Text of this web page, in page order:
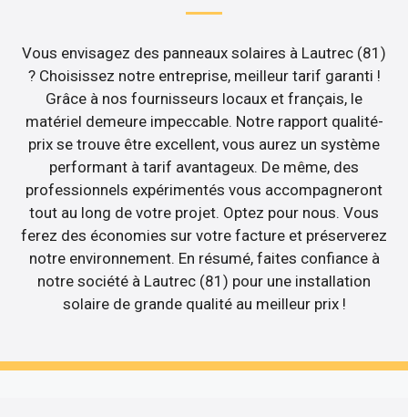
Vous envisagez des panneaux solaires à Lautrec (81)
? Choisissez notre entreprise, meilleur tarif garanti !
Grâce à nos fournisseurs locaux et français, le
matériel demeure impeccable. Notre rapport qualité-
prix se trouve être excellent, vous aurez un système
performant à tarif avantageux. De même, des
professionnels expérimentés vous accompagneront
tout au long de votre projet. Optez pour nous. Vous
ferez des économies sur votre facture et préserverez
notre environnement. En résumé, faites confiance à
notre société à Lautrec (81) pour une installation
solaire de grande qualité au meilleur prix !